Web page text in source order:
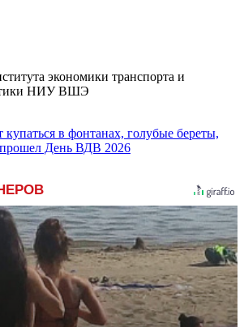
экономики транспорта и
НИУ ВШЭ
в фонтанах, голубые береты,
День ВДВ 2026